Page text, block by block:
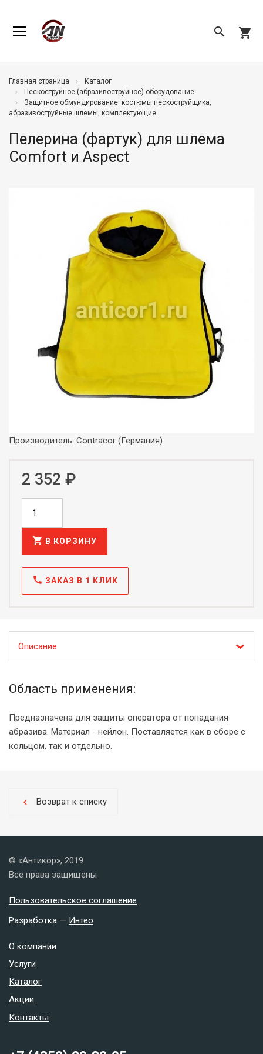
search shopping_cart
Главная страница
Каталог
Пескоструйное (абразивоструйное) оборудование
Защитное обмундирование: костюмы пескоструйщика,
абразивоструйные шлемы, комплектующие
Пелерина (фартук) для шлема
Comfort и Aspect
Производитель: Contracor (Германия)
2 352 ₽
shopping_cart В КОРЗИНУ
call ЗАКАЗ В 1 КЛИК
Описание
Область применения:
Предназначена для защиты оператора от попадания
абразива. Материал - нейлон. Поставляется как в сборе с
кольцом, так и отдельно.
chevron_left Возврат к списку
© «Антикор», 2019
Все права защищены
Пользовательское соглашение
Разработка — Интео
О компании
Услуги
Каталог
Акции
Контакты